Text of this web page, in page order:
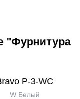
"Фурнитура
P-3-WC
W Белый